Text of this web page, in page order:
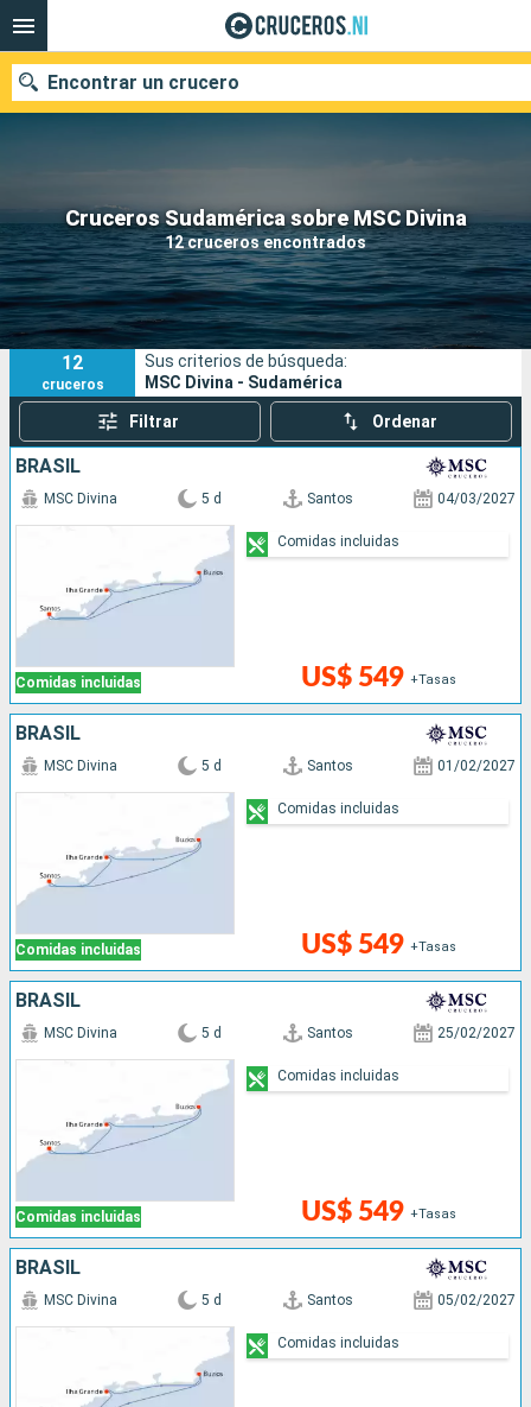
Cruceros Sudamérica sobre MSC Divina
12 cruceros encontrados
Encontrar un crucero
Nuestros destinos
Fecha de salida
Puertos Compañías
Buscar
12
cruceros
Sus criterios de búsqueda:
MSC Divina - Sudamérica
Filtrar Ordenar
BRASIL
Comidas incluidas
MSC Divina 5 d Santos 04/03/2027
US$ 549 +Tasas
Comidas incluidas
BRASIL
Comidas incluidas
MSC Divina 5 d Santos 01/02/2027
US$ 549 +Tasas
Comidas incluidas
BRASIL
Comidas incluidas
MSC Divina 5 d Santos 25/02/2027
US$ 549 +Tasas
Comidas incluidas
BRASIL
MSC Divina 5 d Santos 05/02/2027
Comidas incluidas